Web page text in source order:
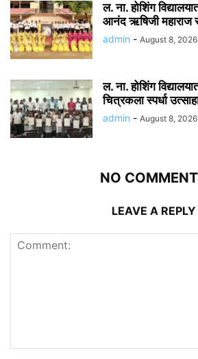
ल. ना. होशिंग
आनंद ऋषिजी महाराज
admin - August 8, 2026
ल. ना. होशिंग
चित्रकला स्पर्धा
admin - August 8, 2026
NO
LEAVE A REPLY